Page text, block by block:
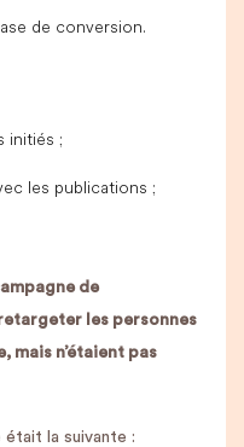
de conversion.
initiés ;
les publications ;
de
les personnes
mais n’étaient pas
était la suivante :